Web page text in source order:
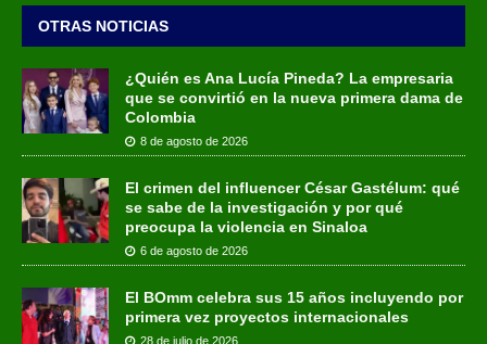
OTRAS NOTICIAS
¿Quién es Ana Lucía Pineda? La empresaria
que se convirtió en la nueva primera dama de
Colombia
8 de agosto de 2026
El crimen del influencer César Gastélum: qué
se sabe de la investigación y por qué
preocupa la violencia en Sinaloa
6 de agosto de 2026
El BOmm celebra sus 15 años incluyendo por
primera vez proyectos internacionales
28 de julio de 2026